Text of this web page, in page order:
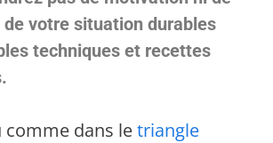
de votre situation durables
techniques et recettes
comme dans letriangle